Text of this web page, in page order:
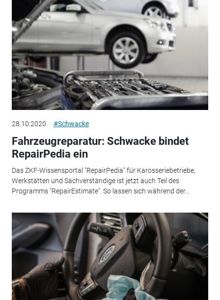
28.10.2020 #Schwacke
Fahrzeugreparatur: Schwacke bindet
RepairPedia ein
Das ZKF-Wissensportal "RepairPedia" für Karosseriebetriebe,
Werkstätten und Sachverständige ist jetzt auch Teil des
Programms "RepairEstimate". So lassen sich während der...